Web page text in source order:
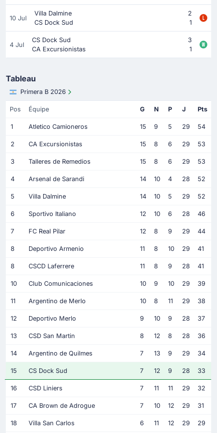
10 Jul
Villa Dalmine
2
CS Dock Sud
1
4 Jul
CS Dock Sud
3
CA Excursionistas
1
Tableau
Primera B 2026
Pos Équipe G N P J Pts
1 Atletico Camioneros 15 9 5 29 54
2 CA Excursionistas 15 8 6 29 53
3 Talleres de Remedios 15 8 6 29 53
4 Arsenal de Sarandi 14 10 4 28 52
5 Villa Dalmine 14 10 5 29 52
6 Sportivo Italiano 12 10 6 28 46
7 FC Real Pilar 12 8 9 29 44
8 Deportivo Armenio 11 8 10 29 41
8 CSCD Laferrere 11 8 9 28 41
10 Club Comunicaciones 10 9 10 29 39
11 Argentino de Merlo 10 8 11 29 38
12 Deportivo Merlo 9 10 9 28 37
13 CSD San Martin 8 12 8 28 36
14 Argentino de Quilmes 7 13 9 29 34
15 CS Dock Sud 7 12 9 28 33
16 CSD Liniers 7 11 11 29 32
17 CA Brown de Adrogue 7 10 12 29 31
18 Villa San Carlos 6 11 12 29 29